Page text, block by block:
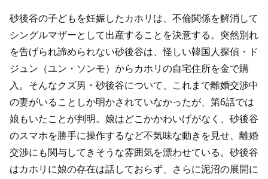
砂後谷の子どもを妊娠したカホリは、不倫関係を解消して
シングルマザーとして出産することを決意する。突然別れ
を告げられ諦められない砂後谷は、怪しい韓国人探偵・ド
ジュン（ユン・ソンモ）からカホリの自宅住所を金で購
入。そんなクズ男・砂後谷について、これまで離婚交渉中
の妻がいることしか明かされていなかったが、第6話では
娘もいたことが判明。娘はどこかかわいげがなく、砂後谷
のスマホを勝手に操作するなど不気味な動きを見せ、離婚
交渉にも関与してきそうな雰囲気を漂わせている。砂後谷
はカホリに娘の存在は話しておらず、さらに泥沼の展開に